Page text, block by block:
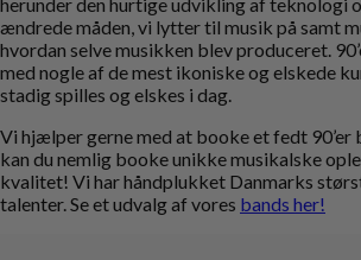
ændrede måden, vi lytter til musik på samt
hvordan selve musikken blev produceret.
med nogle af de mest ikoniske og elskede
stadig spilles og elskes i dag.
Vi hjælper gerne med at booke et fedt 90’er
kan du nemlig booke unikke musikalske
kvalitet! Vi har håndplukket Danmarks
talenter. Se et udvalg af vores bands her!